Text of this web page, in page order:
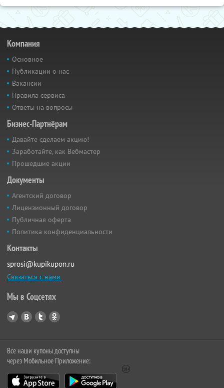
Компания
Основное
Публикации о нас
Вакансии
Правила сервиса
Ответы на вопросы
Бизнес-Партнёрам
Давайте сделаем акцию!
Заработайте, как Вебмастер
Прошедшие акции
Документы
Агентский договор
Лицензионный договор
Публичная оферта
Политика конфиденциальности
Контакты
sprosi@kupikupon.ru
Связаться с нами
Мы в Соцсетях
Все наши купоны доступны
через Мобильное Приложение: